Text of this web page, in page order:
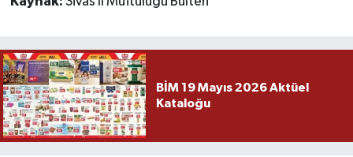
BİM 19 Mayıs 2026 Aktüel
Kataloğu